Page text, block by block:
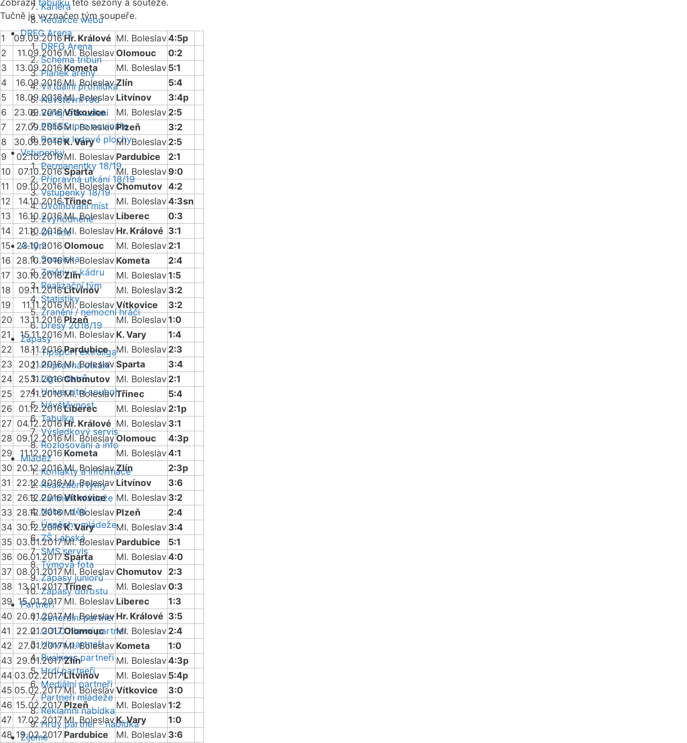
Kariéra
Redakce webu
DRFG Arena
DRFG Arena
Schéma tribun
Plánek areny
Virtuální prohlídka
Návštěvní řád
Veřejné bruslení
PRESS: pro novináře
Rozpis ledové plochy
Vstupenky
Permanentky 18/19
Přípravná utkání 18/19
Vstupenky 18/19
Uvolňování míst
Zvýhodněné
On-line
A-tým
Soupiska
Změny v kádru
Realizační tým
Statistiky
Zranění / nemocní hráči
Dresy 2018/19
Zápasy
Tipsport extraliga
Přípravná utkání
Liga mistrů
Univerzitní souboj
Návštěvnost
Tabulka
Výsledkový servis
Rozlosování a info
Mládež
Kontakty a informace
Realizační týmy
Partneři mládeže
Nábor dětí
Úspěchy mládeže
ZŠ Labská
SMS servis
Týmová fota
Zápasy juniorů
Zápasy dorostu
Partneři
Generální partner
GOLD hlavní partner
Hlavní partneři
Business partneři
Hrdí partneři
Mediální partneři
Partneři mládeže
Reklamní nabídka
Hrdý partner - nabídka
Žijeme
Zobrazit tabulku této sezóny a soutěže.
Tučně je vyznačen tým soupeře.
1 09.09.2016 Hr. Králové Ml. Boleslav4:5p
2
11.09.2016Ml. Boleslav Olomouc
0:2
3
13.09.2016 Kometa Ml. Boleslav 5:1
4
16.09.2016Ml. BoleslavZlín
5:4
5
18.09.2016Ml. Boleslav Litvínov
3:4p
6
23.09.2016Vítkovice Ml. Boleslav 2:5
7
27.09.2016Ml. BoleslavPlzeň
3:2
8
30.09.2016K. Vary Ml. Boleslav 2:5
9
02.10.2016Ml. Boleslav Pardubice
2:1
10
07.10.2016Sparta Ml. Boleslav 9:0
11
09.10.2016 Ml. Boleslav Chomutov 4:2
12
14.10.2016Třinec Ml. Boleslav4:3sn
13
16.10.2016Ml. Boleslav Liberec
0:3
14
21.10.2016Ml. Boleslav Hr. Králové 3:1
15
23.10.2016 Olomouc Ml. Boleslav 2:1
16
28.10.2016Ml. Boleslav Kometa
2:4
17
30.10.2016 Zlín Ml. Boleslav 1:5
18
09.11.2016Litvínov Ml. Boleslav 3:2
19
11.11.2016Ml. BoleslavVítkovice
3:2
20
13.11.2016 Plzeň Ml. Boleslav 1:0
21
15.11.2016 Ml. Boleslav K. Vary
1:4
22
18.11.2016Pardubice Ml. Boleslav 2:3
23
20.11.2016Ml. BoleslavSparta
3:4
24
25.11.2016Chomutov Ml. Boleslav 2:1
25
27.11.2016Ml. BoleslavTřinec
5:4
26
01.12.2016Liberec Ml. Boleslav 2:1p
27 04.12.2016 Hr. Králové Ml. Boleslav 3:1
28 09.12.2016Ml. BoleslavOlomouc
4:3p
29
11.12.2016 Kometa Ml. Boleslav4:1
30 20.12.2016Ml. BoleslavZlín
2:3p
31
22.12.2016Ml. Boleslav Litvínov
3:6
32 26.12.2016Vítkovice Ml. Boleslav 3:2
33 28.12.2016Ml. Boleslav Plzeň
2:4
34 30.12.2016K. Vary Ml. Boleslav 3:4
35 03.01.2017Ml. Boleslav Pardubice
5:1
36 06.01.2017Sparta Ml. Boleslav4:0
37 08.01.2017 Ml. Boleslav Chomutov
2:3
38
13.01.2017Třinec Ml. Boleslav 0:3
39 15.01.2017 Ml. Boleslav Liberec
1:3
40 20.01.2017Ml. BoleslavHr. Králové 3:5
41
22.01.2017Olomouc Ml. Boleslav 2:4
42
27.01.2017Ml. Boleslav Kometa
1:0
43 29.01.2017Zlín Ml. Boleslav4:3p
44 03.02.2017Litvínov Ml. Boleslav 5:4p
45 05.02.2017Ml. BoleslavVítkovice
3:0
46 15.02.2017 Plzeň Ml. Boleslav 1:2
47
17.02.2017 Ml. BoleslavK. Vary
1:0
48 19.02.2017 Pardubice Ml. Boleslav 3:6